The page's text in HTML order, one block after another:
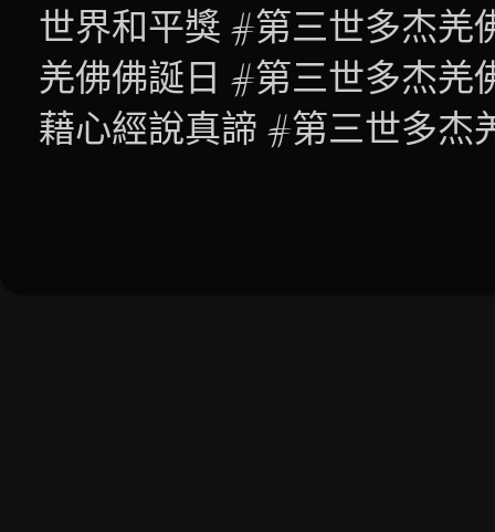
世界和平獎 #第三世多杰羌
羌佛佛誕日 #第三世多杰羌
藉心經說真諦 #第三世多杰